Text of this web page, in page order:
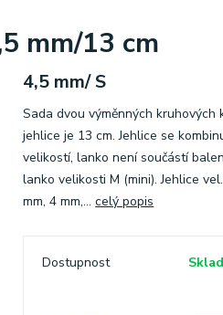
mm/13 cm
4,5 mm/ S
Sada dvou výměnných kruhových
jehlice je 13 cm. Jehlice se
velikostí, lanko není součástí
lanko velikosti M (mini). Jehlice
mm, 4 mm,...celý popis
Dostupnost